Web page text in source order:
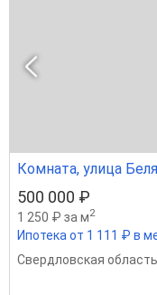
Комната, улица
500 000 ₽
1 250 ₽ за м2
Ипотека от 1 111 ₽ в
Свердловская область